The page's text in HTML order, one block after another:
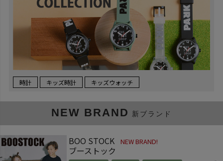
時計 キッズ時計 キッズウォッチ
NEW BRAND 新ブランド
BOO STOCK NEW BRAND!
ブーストック